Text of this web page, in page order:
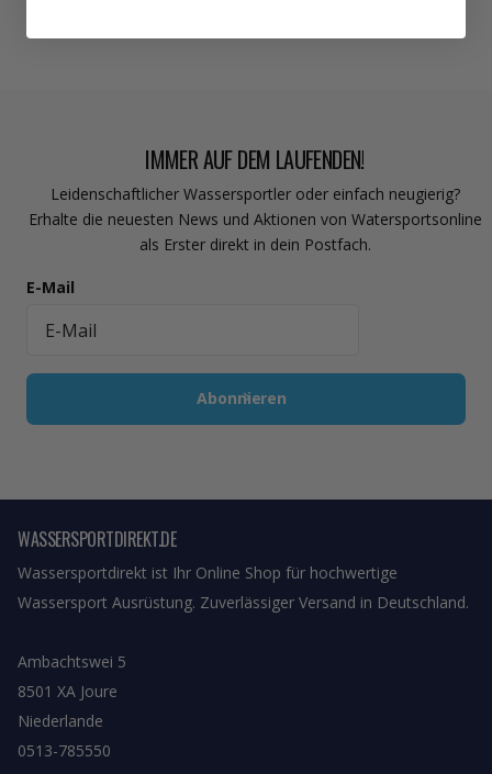
IMMER AUF DEM LAUFENDEN!
Leidenschaftlicher Wassersportler oder einfach neugierig?
Erhalte die neuesten News und Aktionen von Watersportsonline
als Erster direkt in dein Postfach.
E-Mail
Abonnieren
WASSERSPORTDIREKT.DE
Wassersportdirekt ist Ihr Online Shop für hochwertige
Wassersport Ausrüstung. Zuverlässiger Versand in Deutschland.
Ambachtswei 5
8501 XA Joure
Niederlande
0513-785550